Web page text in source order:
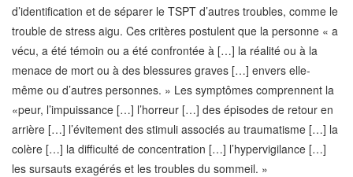
d’identification et de séparer le TSPT d’autres troubles, comme le
trouble de stress aigu. Ces critères postulent que la personne « a
vécu, a été témoin ou a été confrontée à […] la réalité ou à la
menace de mort ou à des blessures graves […] envers elle-
même ou d’autres personnes. » Les symptômes comprennent la
«peur, l’impuissance […] l’horreur […] des épisodes de retour en
arrière […] l’évitement des stimuli associés au traumatisme […] la
colère […] la difficulté de concentration […] l’hypervigilance […]
les sursauts exagérés et les troubles du sommeil. »